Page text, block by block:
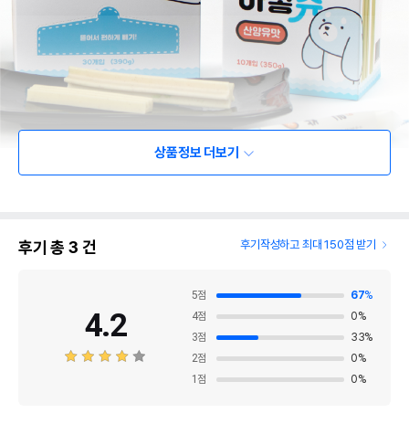
상품정보 더보기
후기 총 3 건 후기작성하고 최대 150점 받기
4.2
5점 67%
4점 0%
3점 33%
2점 0%
1 점 0%